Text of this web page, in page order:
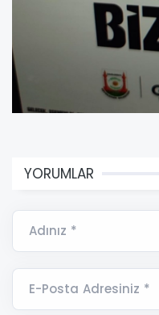
YORUMLAR
Adınız *
E-Posta Adresiniz *